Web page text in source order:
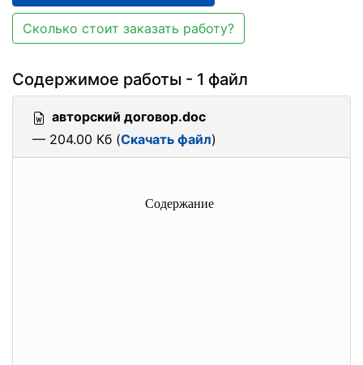
Сколько стоит заказать работу?
Содержимое работы - 1 файл
авторский договор.doc
— 204.00 Кб (Скачать файл)
Содержание